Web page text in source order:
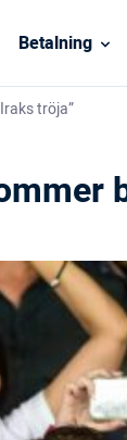
Betalning
tröja”